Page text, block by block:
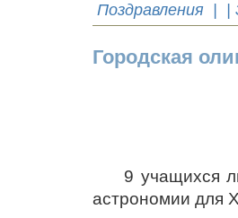
Поздравления | |
Городская
9 учащихся
астрономии для